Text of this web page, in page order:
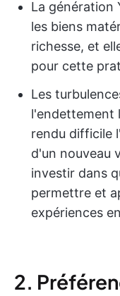
La génération
les biens
richesse, et
pour cette
Les
l'endettement
rendu difficile
d'un nouveau
investir dans
permettre et
expériences
2.